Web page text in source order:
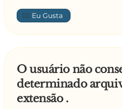
Você já implorou para ser
Você tem um arquivo
todas as pessoas com
no irc. ...
Você costumava ter dupla
na vida real e outra no irc,
👍🏼
O usuário não
determinado
extensão .